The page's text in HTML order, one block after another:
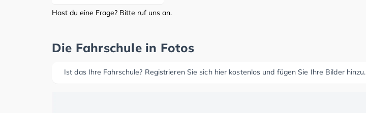
Hast du eine Frage? Bitte ruf uns an.
Die Fahrschule in Fotos
Ist das Ihre Fahrschule? Registrieren Sie sich hier kostenlos und fügen Sie Ihre Bilder hinzu.